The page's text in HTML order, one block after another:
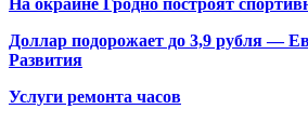
На окраине Гродно построят
Доллар подорожает до 3,9 рубля —
Развития
Услуги ремонта часов